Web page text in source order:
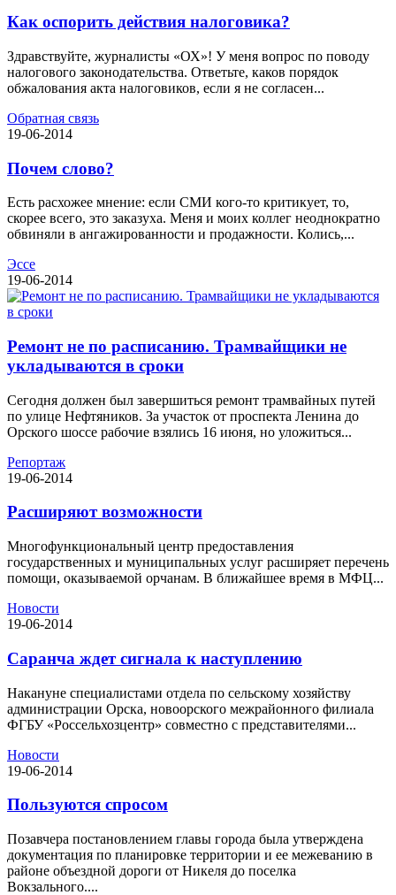
Как оспорить действия налоговика?
Здравствуйте, журналисты «ОХ»! У меня вопрос по поводу
налогового законодательства. Ответьте, каков порядок
обжалования акта налоговиков, если я не согласен...
Обратная связь
19-06-2014
Почем слово?
Есть расхожее мнение: если СМИ кого-то критикует, то,
скорее всего, это заказуха. Меня и моих коллег неоднократно
обвиняли в ангажированности и продажности. Колись,...
Эссе
19-06-2014
Ремонт не по расписанию. Трамвайщики не
укладываются в сроки
Сегодня должен был завершиться ремонт трамвайных путей
по улице Нефтяников. За участок от проспекта Ленина до
Орского шоссе рабочие взялись 16 июня, но уложиться...
Репортаж
19-06-2014
Расширяют возможности
Многофункциональный центр предоставления
государственных и муниципальных услуг расширяет перечень
помощи, оказываемой орчанам. В ближайшее время в МФЦ...
Новости
19-06-2014
Саранча ждет сигнала к наступлению
Накануне специалистами отдела по сельскому хозяйству
администрации Орска, новоорского межрайонного филиала
ФГБУ «Россельхозцентр» совместно с представителями...
Новости
19-06-2014
Пользуются спросом
Позавчера постановлением главы города была утверждена
документация по планировке территории и ее межеванию в
районе объездной дороги от Никеля до поселка
Вокзального....